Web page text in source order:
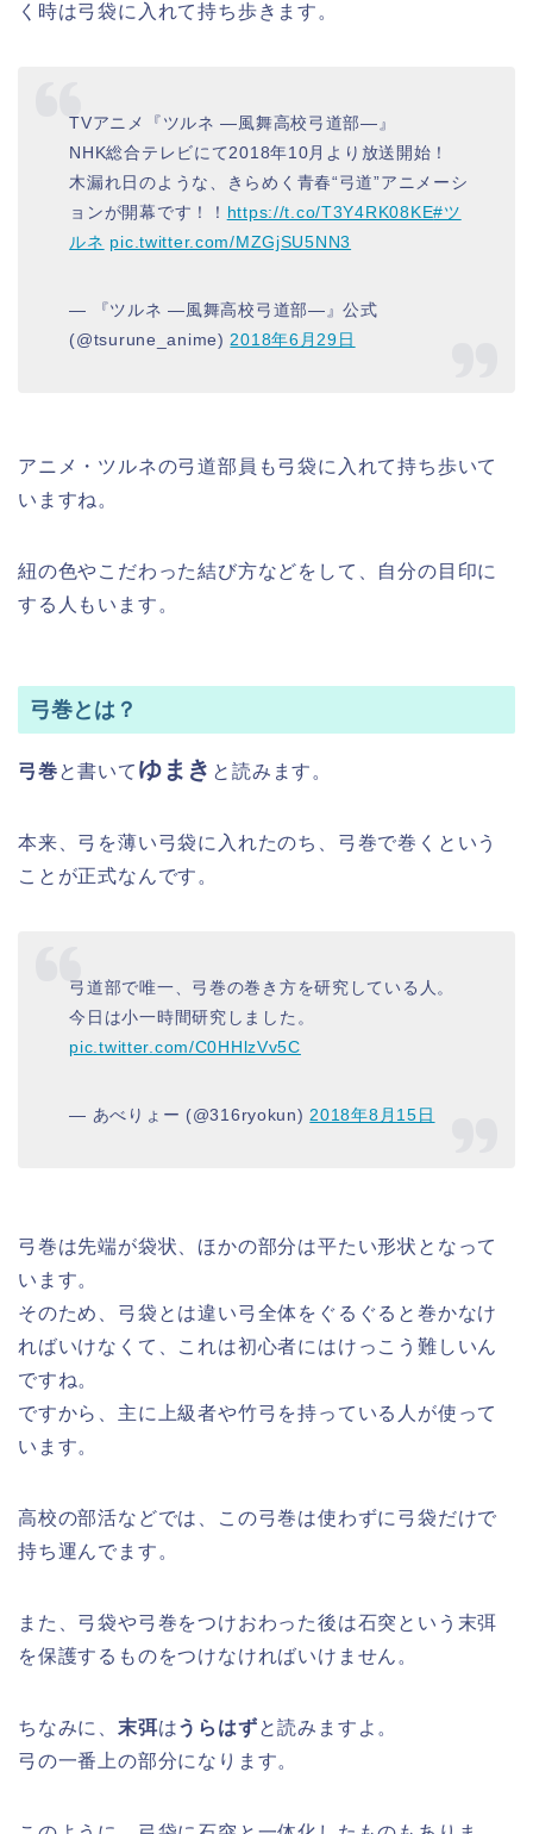
く時は弓袋に入れて持ち歩きます。
TVアニメ『ツルネ ―風舞高校弓道部―』
NHK総合テレビにて2018年10月より放送開始！
木漏れ日のような、きらめく青春“弓道”アニメーシ
ョンが開幕です！！ https://t.co/T3Y4RK08KE#ツ
ルネ pic.twitter.com/MZGjSU5NN3
— 『ツルネ ―風舞高校弓道部―』公式
(@tsurune_anime) 2018年6月29日
アニメ・ツルネの弓道部員も弓袋に入れて持ち歩いて
いますね。
紐の色やこだわった結び方などをして、自分の目印に
する人もいます。
弓巻とは？
弓巻と書いて ゆまき と読みます。
本来、弓を薄い弓袋に入れたのち、弓巻で巻くという
ことが正式なんです。
弓道部で唯一、弓巻の巻き方を研究している人。
今日は小一時間研究しました。
pic.twitter.com/C0HHlzVv5C
— あべりょー (@316ryokun) 2018年8月15日
弓巻は先端が袋状、ほかの部分は平たい形状となって
います。
そのため、弓袋とは違い弓全体をぐるぐると巻かなけ
ればいけなくて、これは初心者にはけっこう難しいん
ですね。
ですから、主に上級者や竹弓を持っている人が使って
います。
高校の部活などでは、この弓巻は使わずに弓袋だけで
持ち運んでます。
また、弓袋や弓巻をつけおわった後は石突という末弭
を保護するものをつけなければいけません。
ちなみに、 末弭はうらはずと読みますよ。
弓の一番上の部分になります。